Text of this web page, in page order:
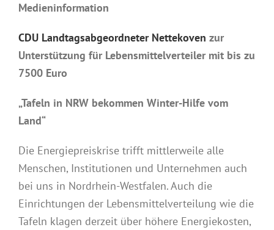
Medieninformation
CDU Landtagsabgeordneter Nettekoven zur
Unterstützung für Lebensmittelverteiler mit bis zu
7500 Euro
„Tafeln in NRW bekommen Winter-Hilfe vom
Land“
Die Energiepreiskrise trifft mittlerweile alle
Menschen, Institutionen und Unternehmen auch
bei uns in Nordrhein-Westfalen. Auch die
Einrichtungen der Lebensmittelverteilung wie die
Tafeln klagen derzeit über höhere Energiekosten,